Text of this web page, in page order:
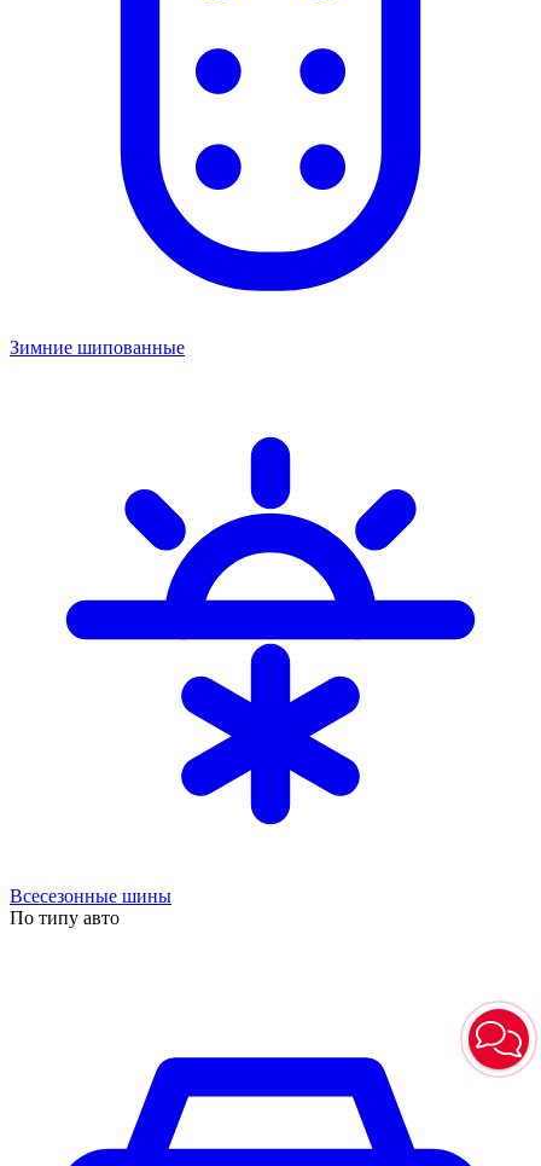
Зимние шипованные
Всесезонные шины
По типу авто